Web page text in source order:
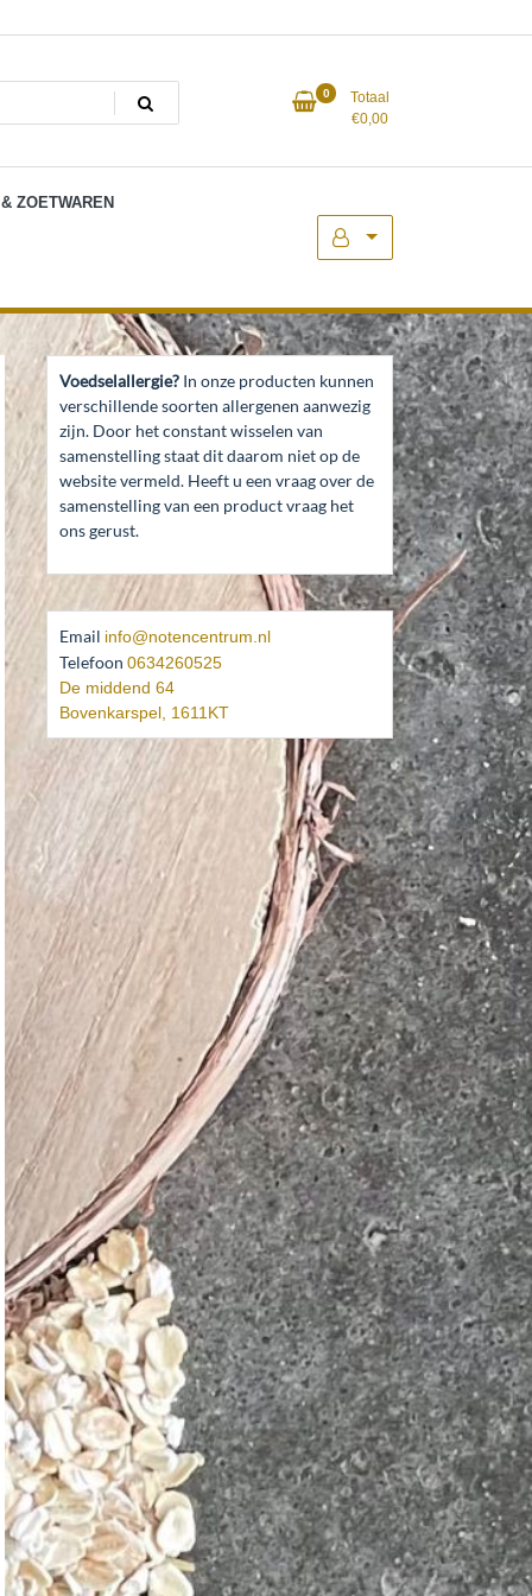
0
Totaal
€0,00
ZOETWAREN
Voedselallergie? In onze producten kunnen
verschillende soorten allergenen aanwezig
zijn. Door het constant wisselen van
samenstelling staat dit daarom niet op de
website vermeld. Heeft u een vraag over de
samenstelling van een product vraag het
ons gerust.
Email info@notencentrum.nl
Telefoon 0634260525
De middend 64
Bovenkarspel 1611KT